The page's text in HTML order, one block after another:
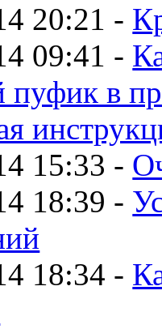
20:21 -
09:41 -
пуфик в
15:33 -
18:39 -
18:34 -